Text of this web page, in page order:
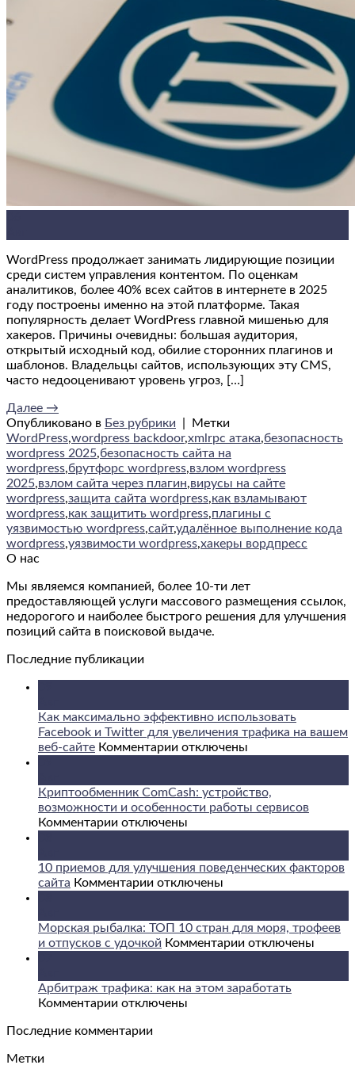
WordPress продолжает занимать лидирующие позиции
среди систем управления контентом. По оценкам
аналитиков, более 40% всех сайтов в интернете в 2025
году построены именно на этой платформе. Такая
популярность делает WordPress главной мишенью для
хакеров. Причины очевидны: большая аудитория,
открытый исходный код, обилие сторонних плагинов и
шаблонов. Владельцы сайтов, использующих эту CMS,
часто недооценивают уровень угроз, […]
Далее →
Опубликовано в Без рубрики
Метки
WordPress,wordpress backdoor,xmlrpc атака,безопасность
wordpress 2025,безопасность сайта на
wordpress,брутфорс wordpress,взлом wordpress
2025,взлом сайта через плагин,вирусы на сайте
wordpress,защита сайта wordpress,как взламывают
wordpress,как защитить wordpress,плагины с
уязвимостью wordpress,сайт,удалённое выполнение кода
wordpress,уязвимости wordpress,хакеры вордпресс
О нас
Мы являемся компанией, более 10-ти лет
предоставляющей услуги массового размещения ссылок,
недорогого и наиболее быстрого решения для улучшения
позиций сайта в поисковой выдаче.
Последние публикации
Как максимально эффективно использовать
Facebook и Twitter для увеличения трафика на вашем
веб-сайте Комментарии к
максимально
эффективно
использовать
Twitter
для
на
вашем
отключены
Криптообменник ComCash: устройство,
возможности и особенности работы сервисов
Комментарии к
ComCash:
устройство,
особенности
работы
отключены
10 приемов для улучшения поведенческих факторов
сайта Комментарии к
приемов
для
факторов
сайта
отключены
Морская рыбалка: ТОП 10 стран для моря, трофеев
и отпусков с удочкой Комментарии к
рыбалка:
отключены
Арбитраж трафика: как на этом заработать
Комментарии к
Арбитраж
отключены
Последние комментарии
Метки